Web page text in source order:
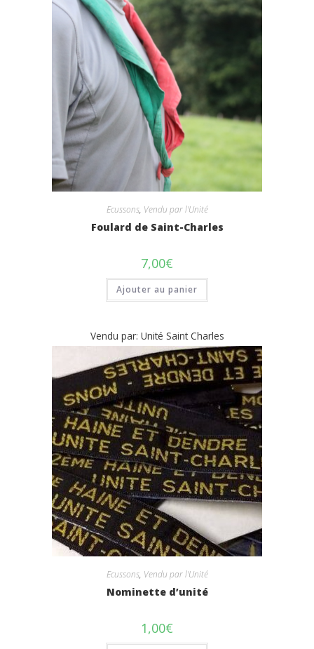
Ecussons, Vendu par l'Unité
Foulard de Saint-Charles
7,00€
Ajouter au panier
Vendu par: Unité Saint Charles
Ecussons, Vendu par l'Unité
Nominette d’unité
1,00€